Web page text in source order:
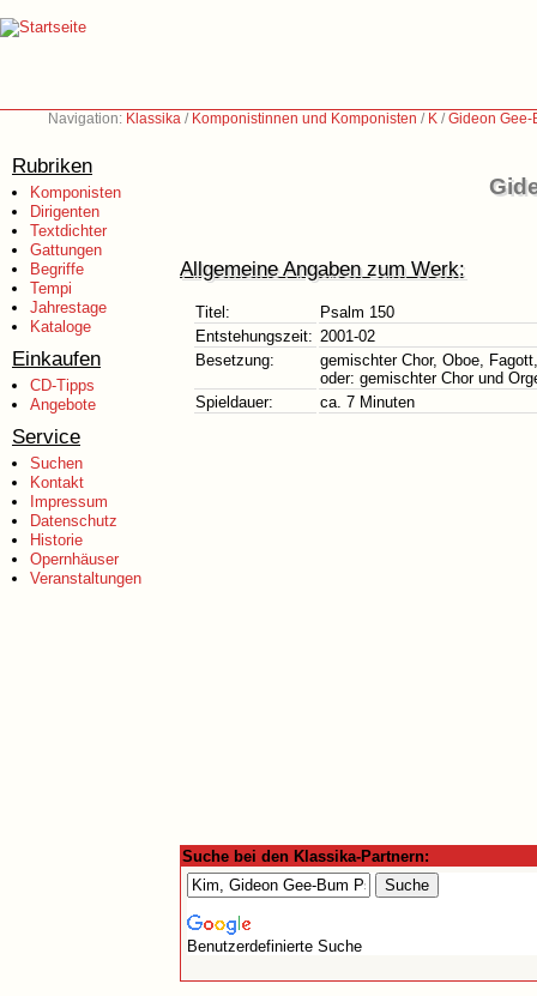
Navigation: Klassika / Komponistinnen und Komponisten / K /Gideon Gee-
Rubriken
Komponisten
Dirigenten
Textdichter
Gattungen
Begriffe
Tempi
Jahrestage
Kataloge
Einkaufen
CD-Tipps
Angebote
Service
Suchen
Kontakt
Impressum
Datenschutz
Historie
Opernhäuser
Veranstaltungen
Allgemeine Angaben zum Werk:
Titel:
Psalm 150
Entstehungszeit: 2001-02
Besetzung:
gemischter Chor, Oboe,
oder: gemischter Chor und
Spieldauer:
ca. 7 Minuten
Suche bei den Klassika-Partnern:
Benutzerdefinierte Suche